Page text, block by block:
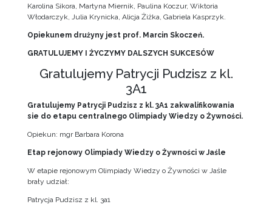
Karolina Sikora, Martyna Miernik, Paulina Koczur, Wiktoria
Włodarczyk, Julia Krynicka, Alicja Żiżka, Gabriela Kasprzyk.
Opiekunem drużyny jest prof. Marcin Skoczeń.
GRATULUJEMY I ŻYCZYMY DALSZYCH SUKCESÓW
Gratulujemy Patrycji Pudzisz z kl.
3A1
Gratulujemy Patrycji Pudzisz z kl. 3A1 zakwalifikowania
sie do etapu centralnego Olimpiady Wiedzy o Żywności.
Opiekun: mgr Barbara Korona
Etap rejonowy Olimpiady Wiedzy o Żywności w Jaśle
W etapie rejonowym Olimpiady Wiedzy o Żywności w Jaśle
brały udział:
Patrycja Pudzisz z kl. 3a1